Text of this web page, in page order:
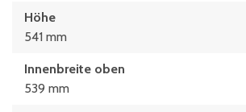
Höhe
541 mm
Innenbreite oben
539 mm